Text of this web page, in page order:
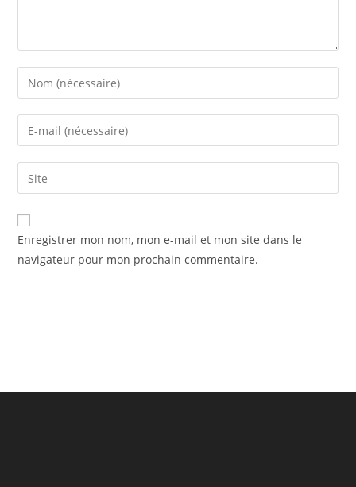
Enter
your
name
comment
Enter
your
email
address
comment
Saisir
l’URL
de
votre
(facultatif)
Enregistrer mon nom, mon e-mail et mon site dans le
navigateur pour mon prochain commentaire.